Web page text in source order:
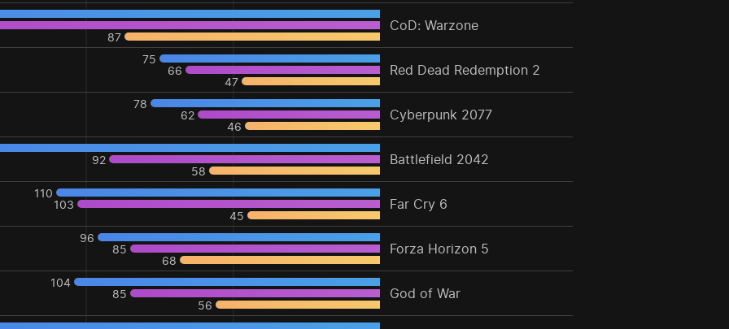
CoD: Warzone
87
Red Dead Redemption 2
75
66
47
Cyberpunk 2077
78
62
46
Battlefield 2042
92
58
Far Cry 6
110
103
45
Forza Horizon 5
96
85
68
God of War
104
85
56